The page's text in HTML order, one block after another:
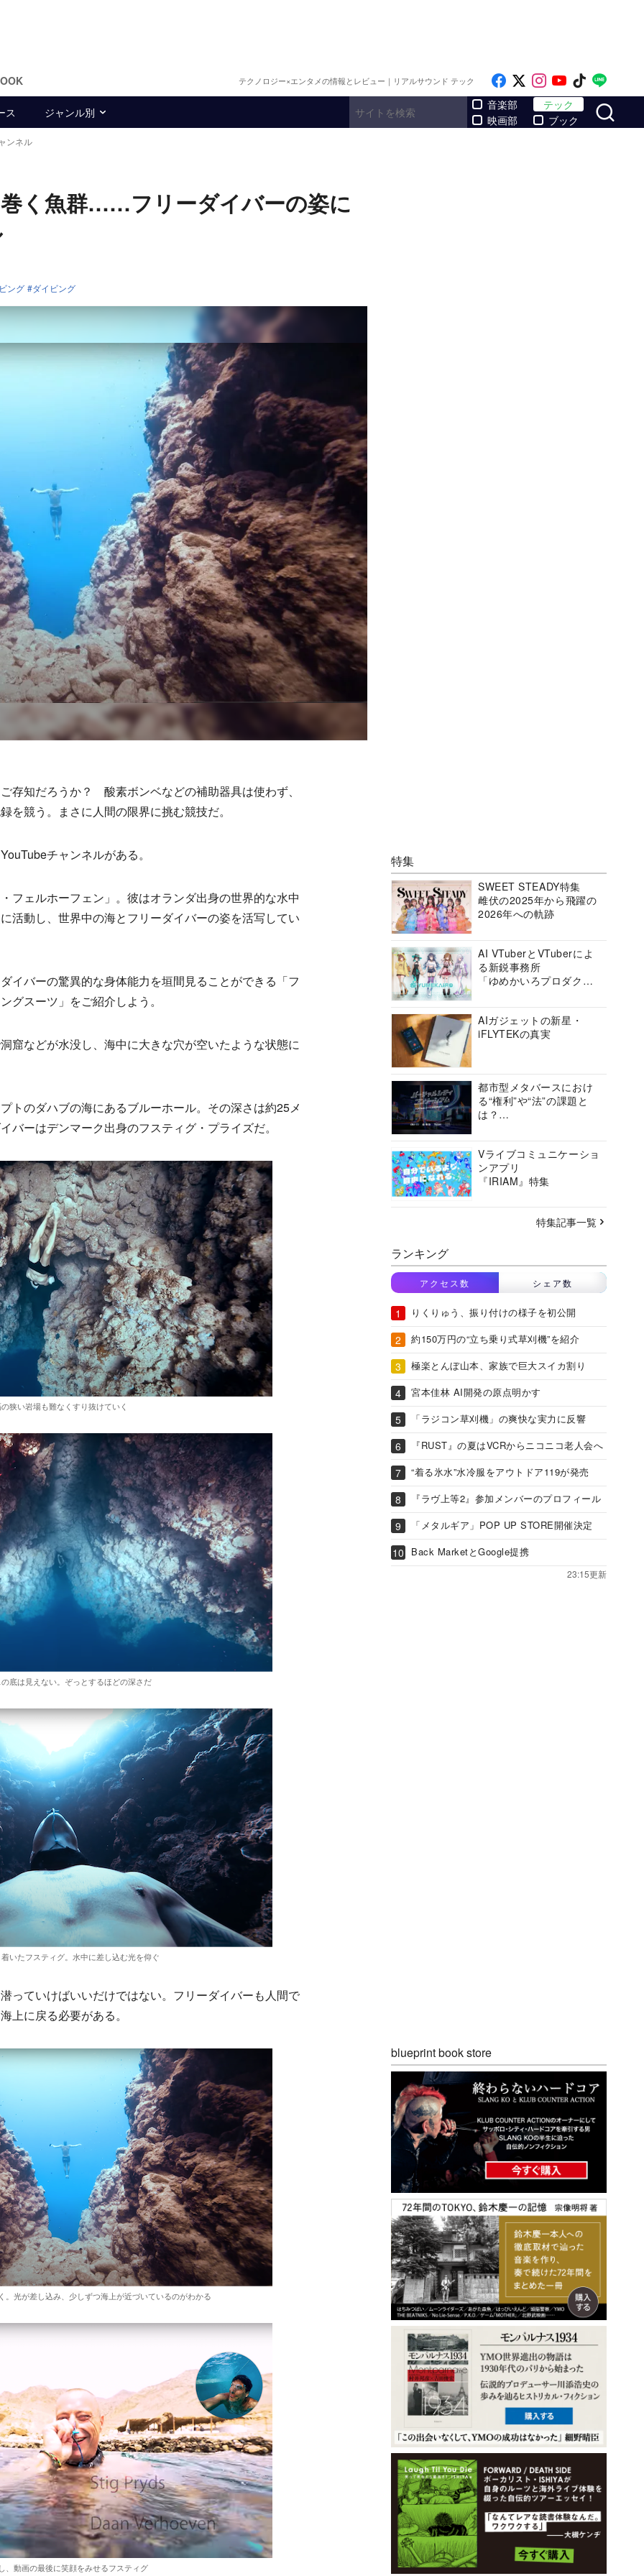
テクノロジー×エンタメの情報とレビュー｜リアルサウンド テック Like on Facebook
Follow on x
Follow on
Follow on
Follow
ス ジャンル別
音楽部
映画部
テック
ブック
ンネル
く魚群……フリーダイバーの姿に
ング ダイビング
知だろうか？ 酸素ボンベなどの補助器具は使わず、
を競う。まさに人間の限界に挑む競技だ。
チャンネルがある。
ェルホーフェン」。彼はオランダ出身の世界的な水中
活動し、世界中の海とフリーダイバーの姿を活写してい
バーの驚異的な身体能力を垣間見ることができる「フ
スーツ」をご紹介しよう。
などが水没し、海中に大きな穴が空いたような状態に
のダハブの海にあるブルーホール。その深さは約25メ
バーはデンマーク出身のフスティグ・プライズだ。
狭い岩場も難なくすり抜けていく
底は見えない。ぞっとするほどの深さだ
いたフスティグ。水中に差し込む光を仰ぐ
ていけばいいだけではない。フリーダイバーも人間で
上に戻る必要がある。
。光が差し込み、少しずつ海上が近づいているのがわかる
、動画の最後に笑顔をみせるフスティグ
特集
SWEET STEADY特集
雌伏の2025年から飛躍の
2026年への軌跡
AI VTuberとVTuberによ
る新鋭事務所
「ゆめかいろプロダクシ
AIガジェットの新星・
iFLYTEKの真実
都市型メタバースにおけ
る“権利”や“法”の課題と
は？
ーシアムの挑戦に迫る
Vライブコミュニケーショ
ンアプリ
『IRIAM』特集
特集記事一覧
ランキング
アクセス数 シェア数
りくりゅう、振り付けの様子を初公開
約150万円の“立ち乗り式草刈機”を紹介
極楽とんぼ山本、家族で巨大スイカ割り
宮本佳林 AI開発の原点明かす
「ラジコン草刈機」の爽快な実力に反響
『RUST』の夏はVCRからニコニコ老人会へ
“着る氷水”水冷服をアウトドア119が発売
『ラヴ上等2』参加メンバーのプロフィール
「メタルギア」POP UP STORE開催決定
Back MarketとGoogle提携
23:15更新
blueprint book store